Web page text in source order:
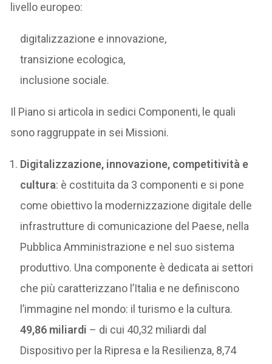
livello europeo:
digitalizzazione e innovazione,
transizione ecologica,
inclusione sociale.
Il Piano si articola in sedici Componenti, le quali
sono raggruppate in sei Missioni.
Digitalizzazione, innovazione, competitività e
cultura: è costituita da 3 componenti e si pone
come obiettivo la modernizzazione digitale delle
infrastrutture di comunicazione del Paese, nella
Pubblica Amministrazione e nel suo sistema
produttivo. Una componente è dedicata ai settori
che più caratterizzano l’Italia e ne definiscono
l’immagine nel mondo: il turismo e la cultura.
49,86 miliardi – di cui 40,32 miliardi dal
Dispositivo per la Ripresa e la Resilienza, 8,74